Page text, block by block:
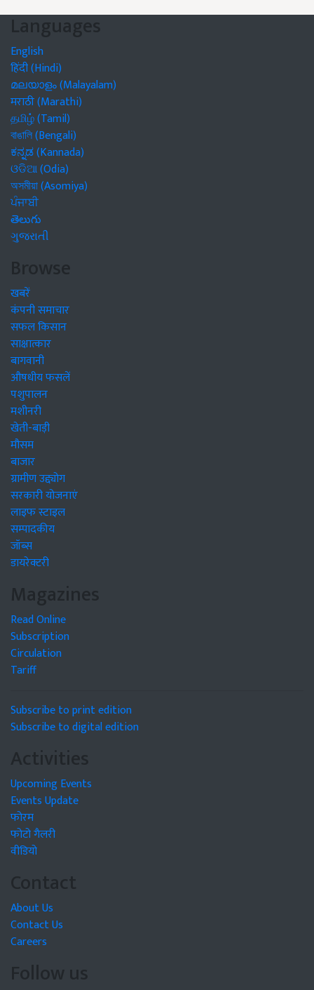
Languages
English
हिंदी (Hindi)
മലയാളം (Malayalam)
मराठी (Marathi)
தமிழ் (Tamil)
বাঙালি (Bengali)
ಕನ್ನಡ (Kannada)
ଓଡିଆ (Odia)
অসমীয়া (Asomiya)
ਪੰਜਾਬੀ
తెలుగు
ગુજરાતી
Browse
खबरें
कंपनी समाचार
सफल किसान
साक्षात्कार
बागवानी
औषधीय फसलें
पशुपालन
मशीनरी
खेती-बाड़ी
मौसम
बाजार
ग्रामीण उद्द्योग
सरकारी योजनाएं
लाइफ स्टाइल
सम्पादकीय
जॉब्स
डायरेक्टरी
Magazines
Read Online
Subscription
Circulation
Tariff
Subscribe to print edition
Subscribe to digital edition
Activities
Upcoming Events
Events Update
फोरम
फोटो गैलरी
वीडियो
Contact
About Us
Contact Us
Careers
Follow us